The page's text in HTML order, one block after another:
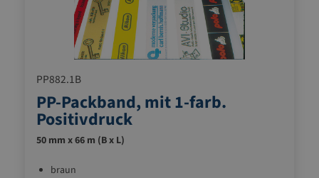
PP882.1B
PP-Packband, mit 1-farb.
Positivdruck
50 mm x 66 m (B x L)
braun